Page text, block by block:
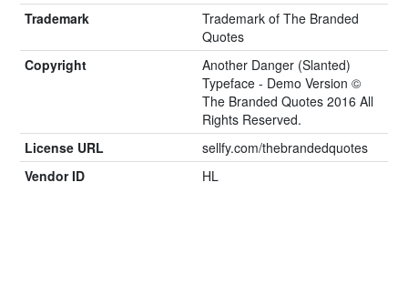
Trademark
Trademark of The Branded
Quotes
Copyright
Another Danger (Slanted)
Typeface - Demo Version ©
The Branded Quotes 2016 All
Rights Reserved.
License URL
sellfy.com/thebrandedquotes
Vendor ID
HL